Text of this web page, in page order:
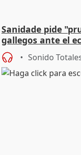
Sanidade pide
gallegos ante el
Sonido